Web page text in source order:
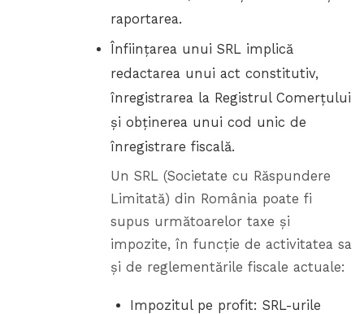
raportarea.
Înființarea unui SRL implică
redactarea unui act constitutiv,
înregistrarea la Registrul Comerțului
și obținerea unui cod unic de
înregistrare fiscală.
Un SRL (Societate cu Răspundere
Limitată) din România poate fi
supus următoarelor taxe și
impozite, în funcție de activitatea sa
și de reglementările fiscale actuale:
Impozitul pe profit: SRL-urile